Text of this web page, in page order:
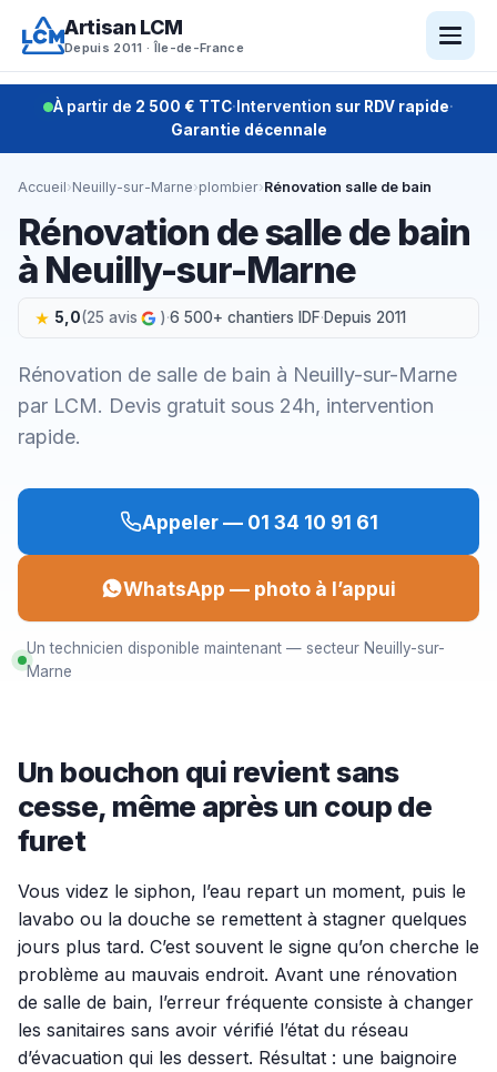
contenu
Artisan LCM
Depuis 2011 · Île-de-France
À partir de 2 500 € TTC· Intervention sur RDV rapide·
Garantie décennale
Accueil›Neuilly-sur-Marne›plombier›Rénovation salle de bain
Rénovation de salle de bain
à Neuilly-sur-Marne
5,0(25 avis )·6 500+ chantiers IDF·Depuis 2011
Rénovation de salle de bain à Neuilly-sur-Marne
par LCM. Devis gratuit sous 24h, intervention
rapide.
Appeler — 01 34 10 91 61
WhatsApp — photo à l’appui
Un technicien disponible maintenant — secteur Neuilly-sur-
Marne
Un bouchon qui revient sans
cesse, même après un coup de
furet
Vous videz le siphon, l’eau repart un moment, puis le
lavabo ou la douche se remettent à stagner quelques
jours plus tard. C’est souvent le signe qu’on cherche le
problème au mauvais endroit. Avant une rénovation
de salle de bain, l’erreur fréquente consiste à changer
les sanitaires sans avoir vérifié l’état du réseau
d’évacuation qui les dessert. Résultat : une baignoire